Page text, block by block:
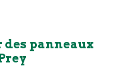
panneaux